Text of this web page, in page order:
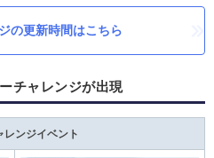
の更新時間はこちら
チャレンジが出現
レンジイベント